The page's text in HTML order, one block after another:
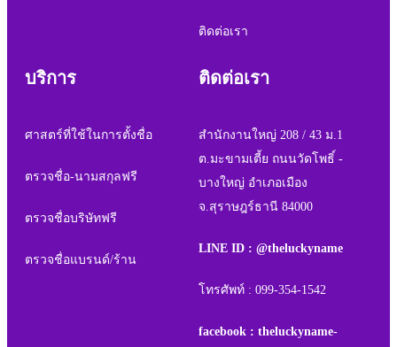
ติดต่อเรา
บริการ
ศาสตร์ที่ใช้ในการตั้งชื่อ
ตรวจชื่อ-นามสกุลฟรี
ตรวจชื่อบริษัทฟรี
ตรวจชื่อแบรนด์/ร้าน
ติดต่อเรา
สำนักงานใหญ่ 208 / 43 ม.1
ต.มะขามเตี้ย ถนนวัดโพธิ์ -
บางใหญ่ อำเภอเมือง
จ.สุราษฎร์ธานี 84000
LINE ID : @theluckyname
โทรศัพท์ : 099-354-1542
facebook : theluckyname-